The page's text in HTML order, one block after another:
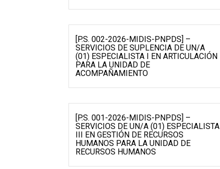
[P.S. 002-2026-MIDIS-PNPDS] –
SERVICIOS DE SUPLENCIA DE UN/A
(01) ESPECIALISTA I EN ARTICULACIÓN
PARA LA UNIDAD DE
ACOMPAÑAMIENTO
[P.S. 001-2026-MIDIS-PNPDS] –
SERVICIOS DE UN/A (01) ESPECIALISTA
III EN GESTIÓN DE RECURSOS
HUMANOS PARA LA UNIDAD DE
RECURSOS HUMANOS